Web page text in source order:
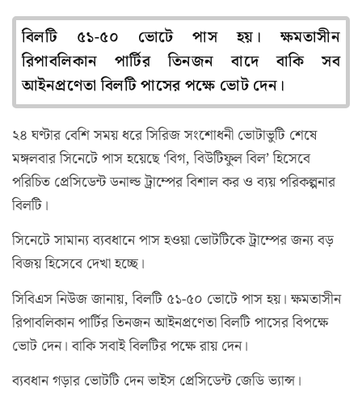
বিলটি ৫১-৫০ ভোটে পাস হয়। ক্ষমতাসীন
রিপাবলিকান পার্টির তিনজন বাদে বাকি সব
আইনপ্রণেতা বিলটি পাসের পক্ষে ভোট দেন।
২৪ ঘণ্টার বেশি সময় ধরে সিরিজ সংশোধনী ভোটাভুটি শেষে
মঙ্গলবার সিনেটে পাস হয়েছে ‘বিগ, বিউটিফুল বিল’ হিসেবে
পরিচিত প্রেসিডেন্ট ডনাল্ড ট্রাম্পের বিশাল কর ও ব্যয় পরিকল্পনার
বিলটি।
সিনেটে সামান্য ব্যবধানে পাস হওয়া ভোটটিকে ট্রাম্পের জন্য বড়
বিজয় হিসেবে দেখা হচ্ছে।
সিবিএস নিউজ জানায়, বিলটি ৫১-৫০ ভোটে পাস হয়। ক্ষমতাসীন
রিপাবলিকান পার্টির তিনজন আইনপ্রণেতা বিলটি পাসের বিপক্ষে
ভোট দেন। বাকি সবাই বিলটির পক্ষে রায় দেন।
ব্যবধান গড়ার ভোটটি দেন ভাইস প্রেসিডেন্ট জেডি ভ্যান্স।